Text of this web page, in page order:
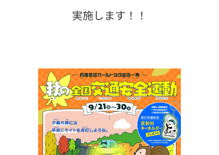
実施します！！